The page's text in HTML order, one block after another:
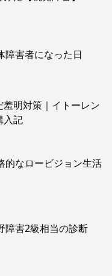
障害者になった日
明対策｜イトーレン
入記
的なロービジョン生活
障害2級相当の診断